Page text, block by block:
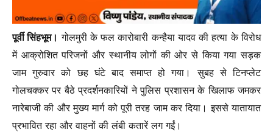
पूर्वी सिंहभूम। गोलमुरी के फल कारोबारी कन्हैया यादव की हत्या के विरोध
में आक्रोशित परिजनों और स्थानीय लोगों की ओर से किया गया सड़क
जाम गुरुवार को छह घंटे बाद समाप्त हो गया। सुबह से टिनप्लेट
गोलचक्कर पर बैठे प्रदर्शनकारियों ने पुलिस प्रशासन के खिलाफ जमकर
नारेबाजी की और मुख्य मार्ग को पूरी तरह जाम कर दिया। इससे यातायात
प्रभावित रहा और वाहनों की लंबी कतारें लग गईं।